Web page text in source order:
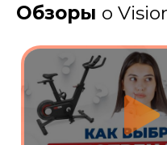
Обзоры о